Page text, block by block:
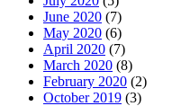
June 2020 (7)
May 2020 (6)
April 2020 (7)
March 2020 (8)
February 2020 (2)
October 2019 (3)